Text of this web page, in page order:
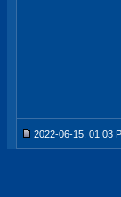
2022-06-15, 01:03